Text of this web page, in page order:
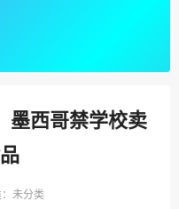
墨西哥禁学校卖
未分类